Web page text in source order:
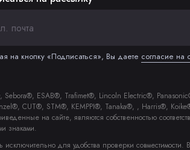
на кнопку «Подписаться», Вы даете согласие на
ESAB®, Trafimet®, Lincoln Electric®,
CUT®, STM®, KEMPPI®, Tanaka®, , Harris®,
на сайте, являются собственностью
знаками.
для удобства проверки